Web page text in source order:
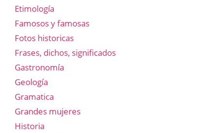
Etimología
Famosos y famosas
Fotos historicas
Frases, dichos, significados
Gastronomía
Geología
Gramatica
Grandes mujeres
Historia